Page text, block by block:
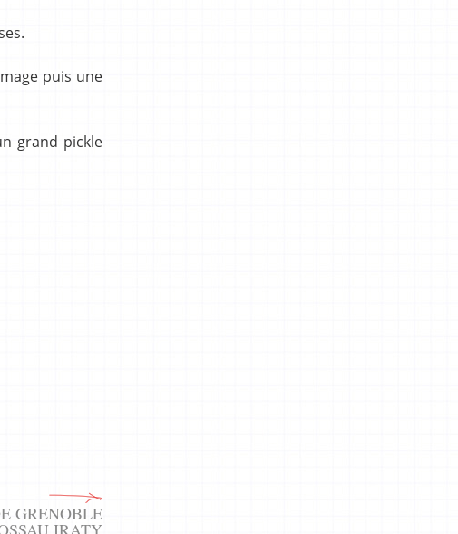
puis une
grand pickle
GRENOBLE
IRATY